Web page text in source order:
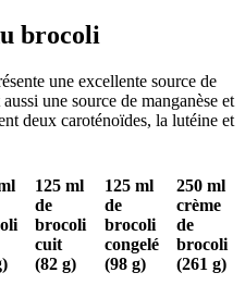
brocoli
une excellente source de
une source de manganèse et
deux caroténoïdes, la lutéine et
125 ml
de
brocoli
cuit
(82 g)
125 ml
de
brocoli
congelé
(98 g)
250 ml
crème
de
brocoli
(261 g)